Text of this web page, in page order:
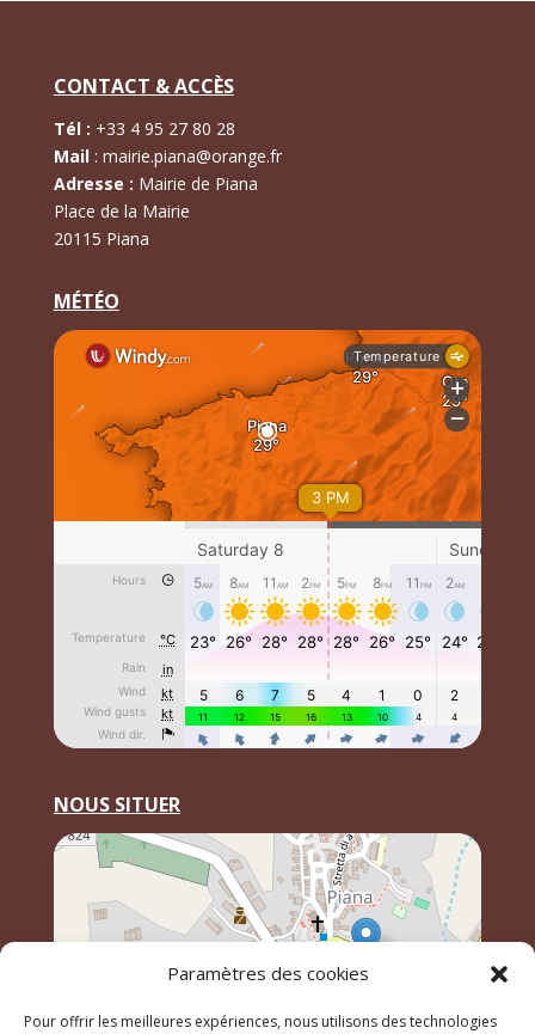
Paramètres des cookies
Pour offrir les meilleures expériences, nous utilisons des technologies
CONTACT & ACCÈS
Tél : +33 4 95 27 80 28
Mail: mairie.piana@orange.fr
Adresse : Mairie de Piana
Place de la Mairie
20115 Piana
MÉTÉO
NOUS SITUER